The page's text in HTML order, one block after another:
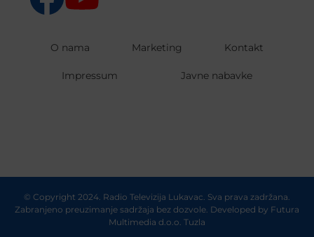
O nama Marketing Kontakt
Impressum Javne nabavke
© Copyright 2024. Radio Televizija Lukavac. Sva prava zadržana.
Zabranjeno preuzimanje sadržaja bez dozvole. Developed by Futura
Multimedia d.o.o. Tuzla